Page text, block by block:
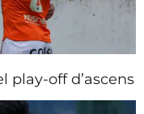
play-off d’ascens